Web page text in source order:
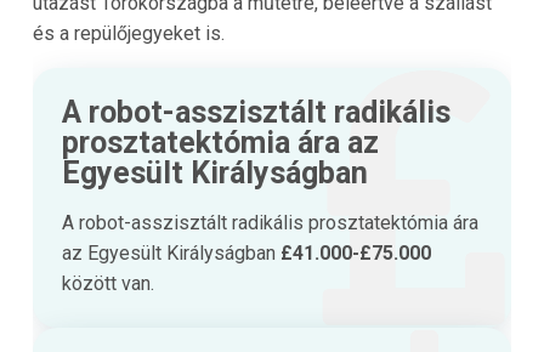
és a repülőjegyeket is.
A robot-asszisztált radikális
prosztatektómia ára az
Egyesült Királyságban
A robot-asszisztált radikális prosztatektómia ára
az Egyesült Királyságban £41.000-£75.000
között van.